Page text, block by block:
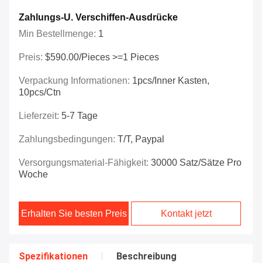
Zahlungs-U. Verschiffen-Ausdrücke
Min Bestellmenge: 1
Preis: $590.00/Pieces >=1 Pieces
Verpackung Informationen: 1pcs/inner Kasten,
10pcs/ctn
Lieferzeit: 5-7 Tage
Zahlungsbedingungen: T/T, Paypal
Versorgungsmaterial-Fähigkeit: 30000 Satz/Sätze Pro
Woche
Erhalten Sie besten Preis Kontakt jetzt
Spezifikationen Beschreibung